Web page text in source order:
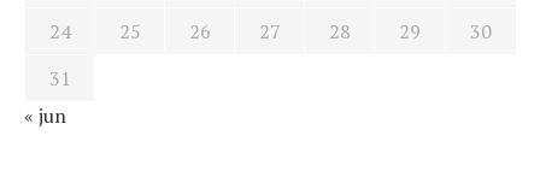
24
25 26 27 28 29
30
31
« jun